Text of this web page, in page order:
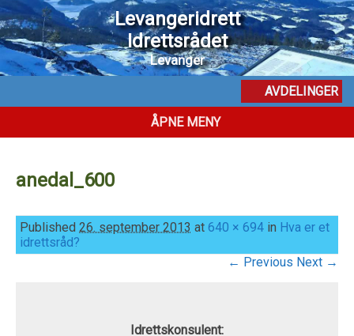
Levangeridrett
Idrettsrådet
Levanger
AVDELINGER
ÅPNE MENY
anedal_600
Published 26. september 2013 at 640 × 694 in Hva er et
idrettsråd?
← Previous Next →
Idrettskonsulent: